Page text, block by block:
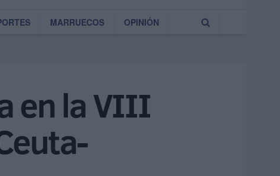
MARRUECOS OPINIÓN
en la VIII